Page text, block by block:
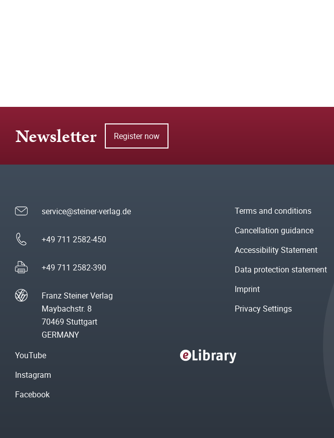
Newsletter Register now
service@steiner-verlag.de
+49 711 2582-450
+49 711 2582-390
Franz Steiner Verlag
Maybachstr. 8
70469 Stuttgart
GERMANY
Terms and conditions
Cancellation guidance
Accessibility Statement
Data protection statement
Imprint
Privacy Settings
YouTube
Instagram
Facebook